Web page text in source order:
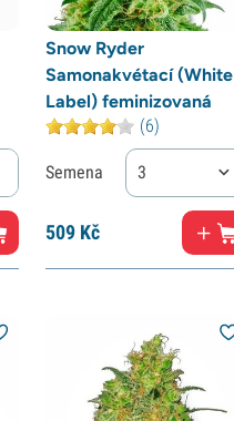
Snow Ryder
Samonakvétací (White
Label) feminizovaná
(6)
Semena 3
509Kč